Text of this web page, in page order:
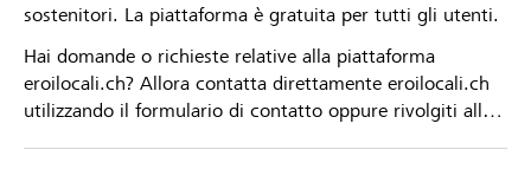
sostenitori. La piattaforma è gratuita per tutti gli utenti.
Hai domande o richieste relative alla piattaforma
eroilocali.ch? Allora contatta direttamente eroilocali.ch
utilizzando il formulario di contatto oppure rivolgiti alla